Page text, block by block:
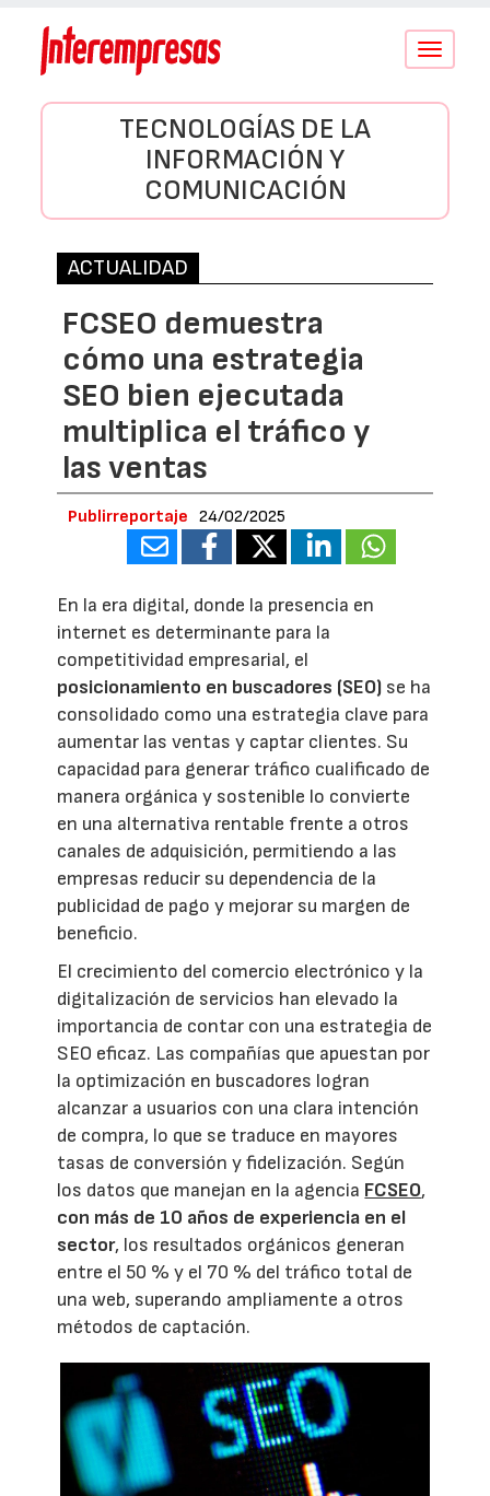
Conmutar
TECNOLOGÍAS DE LA
INFORMACIÓN Y
COMUNICACIÓN
ACTUALIDAD
FCSEO demuestra
cómo una estrategia
SEO bien ejecutada
multiplica el tráfico y
las ventas
Publirreportaje 24/02/2025
En la era digital, donde la presencia en
internet es determinante para la
competitividad empresarial, el
posicionamiento en buscadores (SEO) se ha
consolidado como una estrategia clave para
aumentar las ventas y captar clientes. Su
capacidad para generar tráfico cualificado de
manera orgánica y sostenible lo convierte
en una alternativa rentable frente a otros
canales de adquisición, permitiendo a las
empresas reducir su dependencia de la
publicidad de pago y mejorar su margen de
beneficio.
El crecimiento del comercio electrónico y la
digitalización de servicios han elevado la
importancia de contar con una estrategia de
SEO eficaz. Las compañías que apuestan por
la optimización en buscadores logran
alcanzar a usuarios con una clara intención
de compra, lo que se traduce en mayores
tasas de conversión y fidelización. Según
los datos que manejan en la agencia FCSEO,
con más de 10 años de experiencia en el
sector, los resultados orgánicos generan
entre el 50 % y el 70 % del tráfico total de
una web, superando ampliamente a otros
métodos de captación.